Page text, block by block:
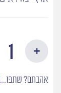
אהבתם? שתפו...